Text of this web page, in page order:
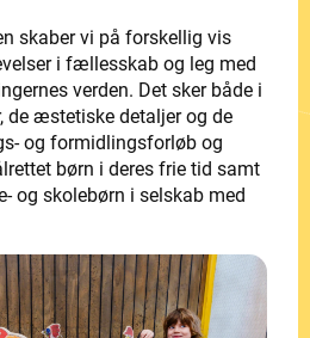
skaber vi på forskellig vis
i fællesskab og leg med
verden. Det sker både i
de æstetiske detaljer og de
og formidlingsforløb og
børn i deres frie tid samt
og skolebørn i selskab med